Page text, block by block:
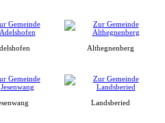
Althegnenberg
Landsberied